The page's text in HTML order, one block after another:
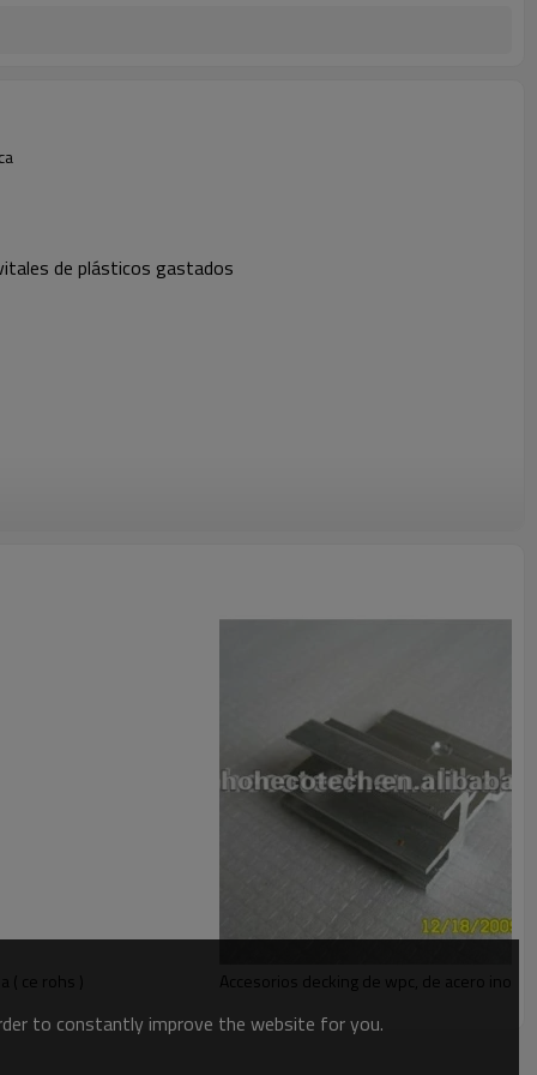
de plásticos gastados
( ce rohs ) Accesorios decking de wpc, de acero
to constantly improve the website for you.